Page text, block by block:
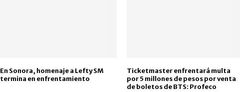
En Sonora, homenaje a Lefty SM
termina en enfrentamiento
Ticketmaster enfrentará multa
por 5 millones de pesos por venta
de boletos de BTS: Profeco